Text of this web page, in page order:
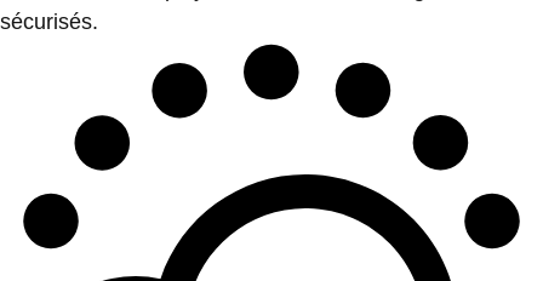
sécurisés.